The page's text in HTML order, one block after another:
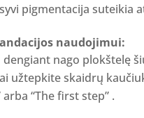
pigmentacija suteikia
naudojimui:
nago plokštelę
užtepkite skaidrų
arba “The first step” .